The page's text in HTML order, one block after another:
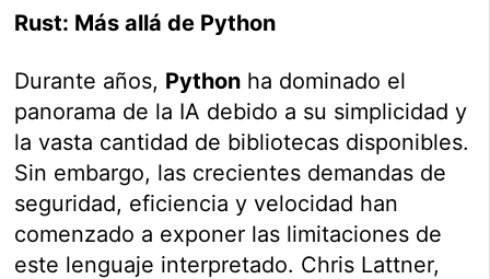
Rust: Más allá de Python
Durante años, Python ha dominado el
panorama de la IA debido a su simplicidad y
la vasta cantidad de bibliotecas disponibles.
Sin embargo, las crecientes demandas de
seguridad, eficiencia y velocidad han
comenzado a exponer las limitaciones de
este lenguaje interpretado. Chris Lattner,